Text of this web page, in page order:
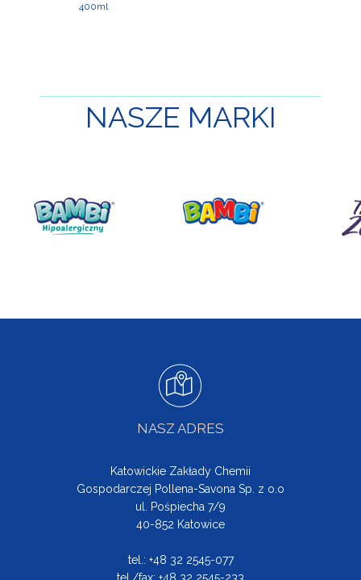
400ml
NASZE MARKI
NASZ ADRES
Katowickie Zakłady Chemii
Gospodarczej Pollena-Savona Sp. z o.o
ul. Pośpiecha 7/9
40-852 Katowice
tel.: +48 32 2545-077